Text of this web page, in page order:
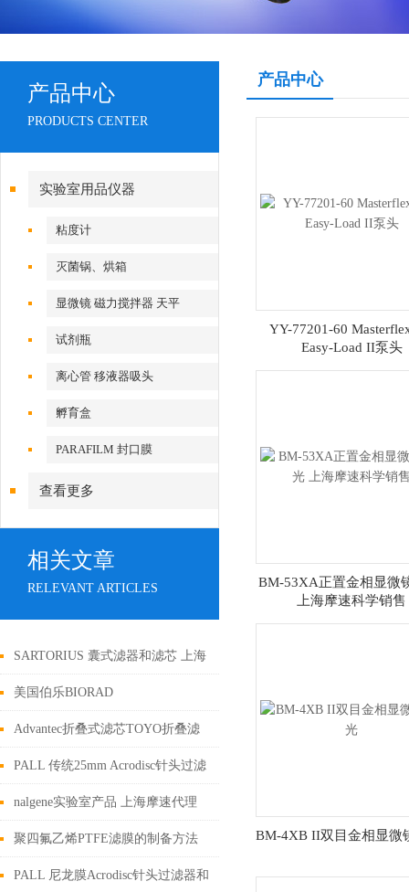
产品中心
PRODUCTS CENTER
实验室用品仪器
粘度计
灭菌锅、烘箱
显微镜 磁力搅拌器 天平
试剂瓶
离心管 移液器吸头
孵育盒
PARAFILM 封口膜
查看更多
相关文章
RELEVANT ARTICLES
SARTORIUS 囊式滤器和滤芯 上海
摩速
美国伯乐BIORAD
Advantec折叠式滤芯TOYO折叠滤
芯 上海摩速代理
PALL 传统25mm Acrodisc针头过滤
器 上海摩速科学器材有限公司
nalgene实验室产品 上海摩速代理
聚四氟乙烯PTFE滤膜的制备方法
及其应用
PALL 尼龙膜Acrodisc针头过滤器和
产品中心
YY-77201-60
Easy-Load II泵头
BM-53XA正置金相显微
上海摩速科学销售
BM-4XB II双目金相显微